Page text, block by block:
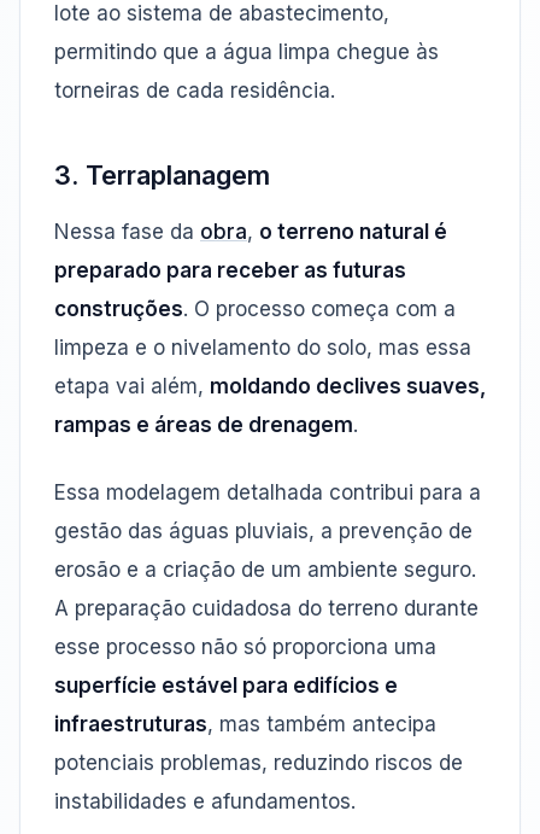
lote ao sistema de abastecimento,
permitindo que a água limpa chegue às
torneiras de cada residência.
3. Terraplanagem
Nessa fase da obra, o terreno natural é
preparado para receber as futuras
construções. O processo começa com a
limpeza e o nivelamento do solo, mas essa
etapa vai além, moldando declives suaves,
rampas e áreas de drenagem.
Essa modelagem detalhada contribui para a
gestão das águas pluviais, a prevenção de
erosão e a criação de um ambiente seguro.
A preparação cuidadosa do terreno durante
esse processo não só proporciona uma
superfície estável para edifícios e
infraestruturas, mas também antecipa
potenciais problemas, reduzindo riscos de
instabilidades e afundamentos.